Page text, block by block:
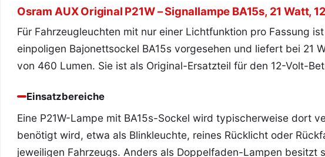
Osram AUX Original P21W – Signallampe BA15s, 21 Watt,
Für Fahrzeugleuchten mit nur einer Lichtfunktion pro Fassung
einpoligen Bajonettsockel BA15s vorgesehen und liefert bei 21
von 460 Lumen. Sie ist als Original-Ersatzteil für den 12-Volt-
Einsatzbereiche
Eine P21W-Lampe mit BA15s-Sockel wird typischerweise dort
benötigt wird, etwa als Blinkleuchte, reines Rücklicht oder
jeweiligen Fahrzeugs. Anders als Doppelfaden-Lampen besitzt